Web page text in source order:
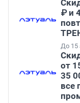
₽ и
До 15
от
35
все